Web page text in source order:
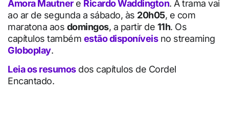
Amora Mautnere Ricardo Waddington. A trama vai
ao ar de segunda a sábado, às 20h05, e com
maratona aos domingos, a partir de 11h. Os
capítulos também estão disponíveisno streaming
Globoplay.
Leia os resumosdos capítulos de Cordel
Encantado.